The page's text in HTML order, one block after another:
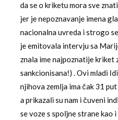
da se o kriketu mora sve
jer je nepoznavanje imena
nacionalna uvreda i strogo
je emitovala intervju sa
znala ime najpoznatije kriket
sankcionisana!) . Ovi mladi
njihova zemlja ima čak 31
a prikazali su nam i čuveni
se voze s spoljne strane kao